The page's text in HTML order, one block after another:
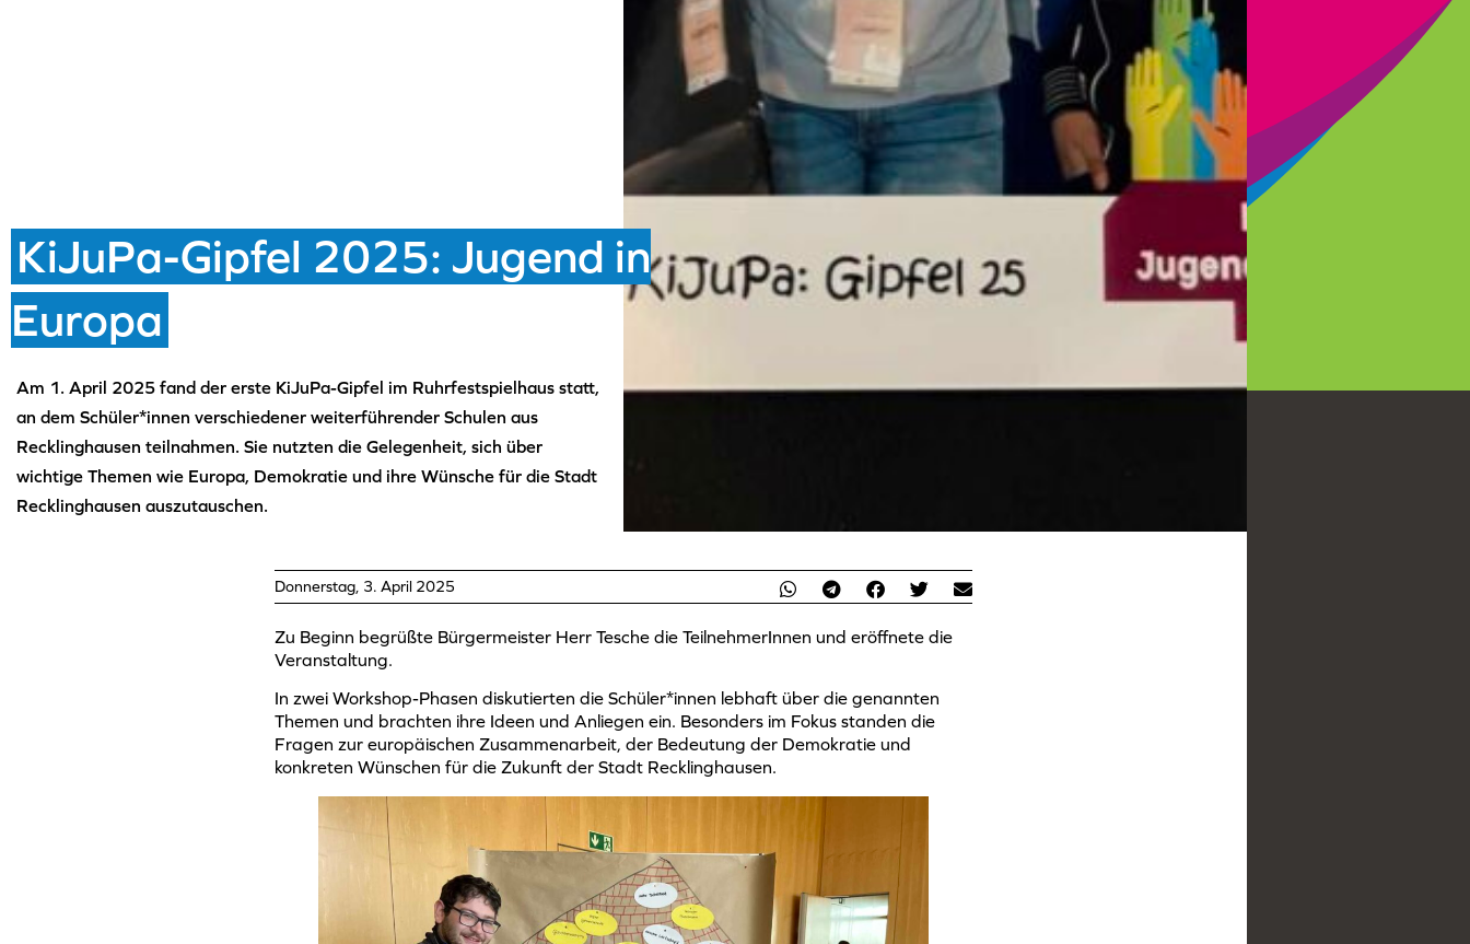
KiJuPa-Gipfel 2025: Jugend in
Europa
Am 1. April 2025 fand der erste KiJuPa-Gipfel im Ruhrfestspielhaus statt,
an dem Schüler*innen verschiedener weiterführender Schulen aus
Recklinghausen teilnahmen. Sie nutzten die Gelegenheit, sich über
wichtige Themen wie Europa, Demokratie und ihre Wünsche für die Stadt
Recklinghausen auszutauschen.
Donnerstag, 3. April 2025
Zu Beginn begrüßte Bürgermeister Herr Tesche die TeilnehmerInnen und eröffnete die
Veranstaltung.
In zwei Workshop-Phasen diskutierten die Schüler*innen lebhaft über die genannten
Themen und brachten ihre Ideen und Anliegen ein. Besonders im Fokus standen die
Fragen zur europäischen Zusammenarbeit, der Bedeutung der Demokratie und
konkreten Wünschen für die Zukunft der Stadt Recklinghausen.